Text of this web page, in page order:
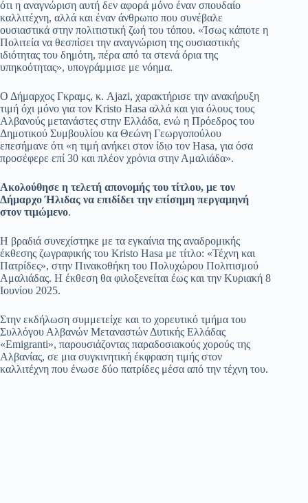
ότι η αναγνώριση αυτή δεν αφορά μόνο έναν σπουδαίο
καλλιτέχνη, αλλά και έναν άνθρωπο που συνέβαλε
ουσιαστικά στην πολιτιστική ζωή του τόπου. «Ίσως κάποτε η
Πολιτεία να θεσπίσει την αναγνώριση της ουσιαστικής
ιδιότητας του δημότη, πέρα από τα στενά όρια της
υπηκοότητας», υπογράμμισε με νόημα.
Ο Δήμαρχος Γκραμς, κ. Ajazi, χαρακτήρισε την ανακήρυξη
τιμή όχι μόνο για τον Kristo Hasa αλλά και για όλους τους
Αλβανούς μετανάστες στην Ελλάδα, ενώ η Πρόεδρος του
Δημοτικού Συμβουλίου κα Θεώνη Γεωργοπούλου
επεσήμανε ότι «η τιμή ανήκει στον ίδιο τον Hasa, για όσα
προσέφερε επί 30 και πλέον χρόνια στην Αμαλιάδα».
Ακολούθησε η τελετή απονομής του τίτλου, με τον
Δήμαρχο Ήλιδας να επιδίδει την επίσημη περγαμηνή
στον τιμώμενο.
Η βραδιά συνεχίστηκε με τα εγκαίνια της αναδρομικής
έκθεσης ζωγραφικής του Kristo Hasa με τίτλο: «Τέχνη και
Πατρίδες», στην Πινακοθήκη του Πολυχώρου Πολιτισμού
Αμαλιάδας. Η έκθεση θα φιλοξενείται έως και την Κυριακή 8
Ιουνίου 2025.
Στην εκδήλωση συμμετείχε και το χορευτικό τμήμα του
Συλλόγου Αλβανών Μεταναστών Δυτικής Ελλάδας
«Emigranti», παρουσιάζοντας παραδοσιακούς χορούς της
Αλβανίας, σε μια συγκινητική έκφραση τιμής στον
καλλιτέχνη που ένωσε δύο πατρίδες μέσα από την τέχνη του.